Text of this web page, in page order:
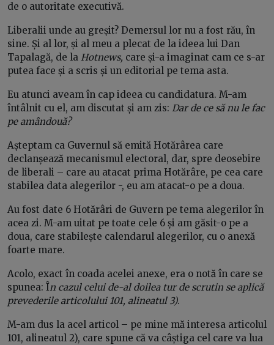
de o autoritate executivă.
Liberalii unde au greșit? Demersul lor nu a fost rău, în
sine. Și al lor, și al meu a plecat de la ideea lui Dan
Tapalagă, de la Hotnews, care și-a imaginat cam ce s-ar
putea face și a scris și un editorial pe tema asta.
Eu atunci aveam în cap ideea cu candidatura. M-am
întâlnit cu el, am discutat și am zis: Dar de ce să nu le fac
pe amândouă?
Așteptam ca Guvernul să emită Hotărârea care
declanșează mecanismul electoral, dar, spre deosebire
de liberali – care au atacat prima Hotărâre, pe cea care
stabilea data alegerilor -, eu am atacat-o pe a doua.
Au fost date 6 Hotărâri de Guvern pe tema alegerilor în
acea zi. M-am uitat pe toate cele 6 și am găsit-o pe a
doua, care stabilește calendarul alegerilor, cu o anexă
foarte mare.
Acolo, exact în coada acelei anexe, era o notă în care se
spunea: În cazul celui de-al doilea tur de scrutin se aplică
prevederile articolului 101, alineatul 3).
M-am dus la acel articol – pe mine mă interesa articolul
101, alineatul 2), care spune că va câștiga cel care va lua